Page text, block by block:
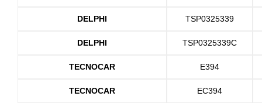
DELPHI TSP0325339
DELPHI TSP0325339C
TECNOCAR E394
TECNOCAR EC394